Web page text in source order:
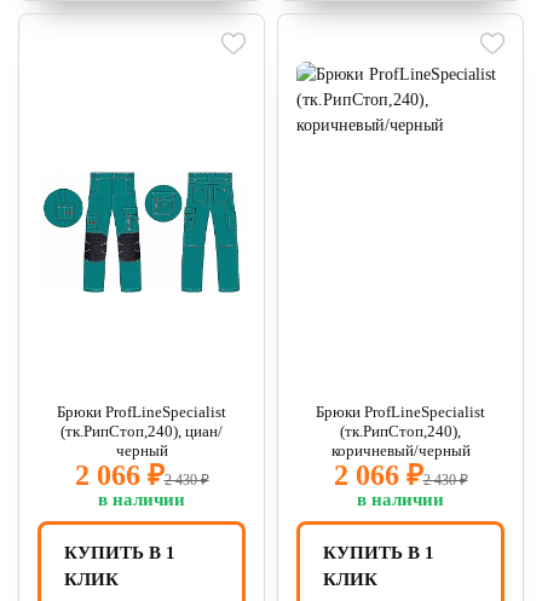
Брюки ProfLineSpecialist
(тк.РипСтоп,240), циан/
черный
2 066 ₽2 430 ₽
в наличии
КУПИТЬ В 1
КЛИК
Брюки ProfLineSpecialist
(тк.РипСтоп,240),
коричневый/черный
2 066 ₽2 430 ₽
в наличии
КУПИТЬ В 1
КЛИК